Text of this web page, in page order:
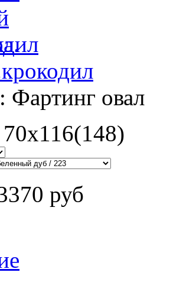
Фартинг овал
70х116(148)
руб